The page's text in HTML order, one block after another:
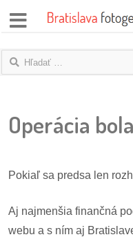
správy
názory
|
fotky
Operácia
Pokiaľ sa predsa len
Aj najmenšia finančná
webu a s ním aj